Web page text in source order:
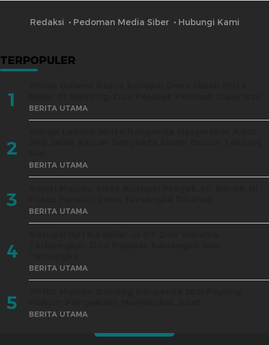
Redaksi Pedoman Media Siber Hubungi Kami
TERPOPULER
1 BERITA UTAMA
2
BERITA UTAMA
3 BERITA UTAMA
4
BERITA UTAMA
5
BERITA UTAMA